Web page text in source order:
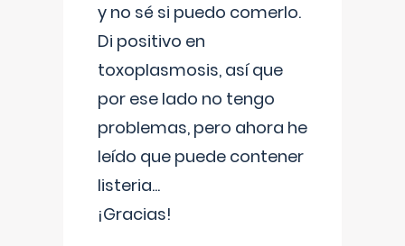
y no sé si puedo comerlo.
Di positivo en
toxoplasmosis, así que
por ese lado no tengo
problemas, pero ahora he
leído que puede contener
listeria...
¡Gracias!